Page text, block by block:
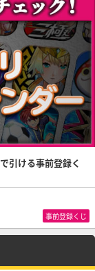
引ける事前登録く
事前登録くじ